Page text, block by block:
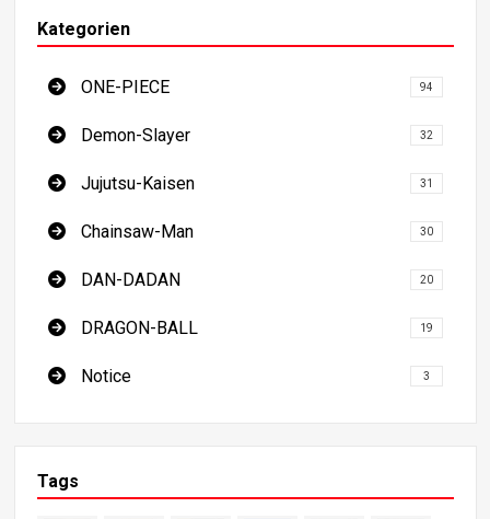
Kategorien
ONE-PIECE 94
Demon-Slayer 32
Jujutsu-Kaisen 31
Chainsaw-Man 30
DAN-DADAN 20
DRAGON-BALL 19
Notice 3
Tags